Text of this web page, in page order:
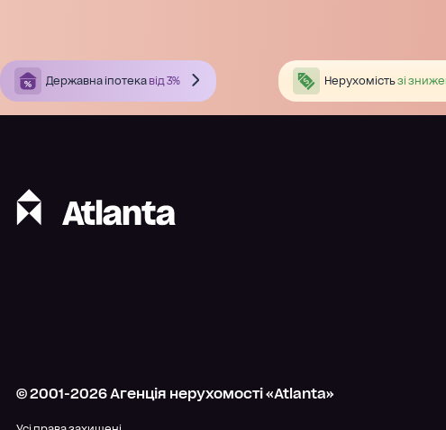
Державна іпотека від 3% Нерухомістьзі
© 2001-2026Агенція нерухомості «Atlanta»